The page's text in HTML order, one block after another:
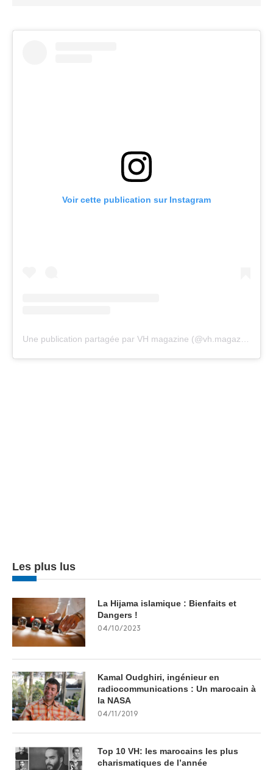
Voir cette publication sur Instagram
Les plus lus
La Hijama islamique : Bienfaits et
Dangers !
04/10/2023
Kamal Oudghiri, ingénieur en
radiocommunications : Un marocain à
la NASA
04/11/2019
Top 10 VH: les marocains les plus
charismatiques de l’année